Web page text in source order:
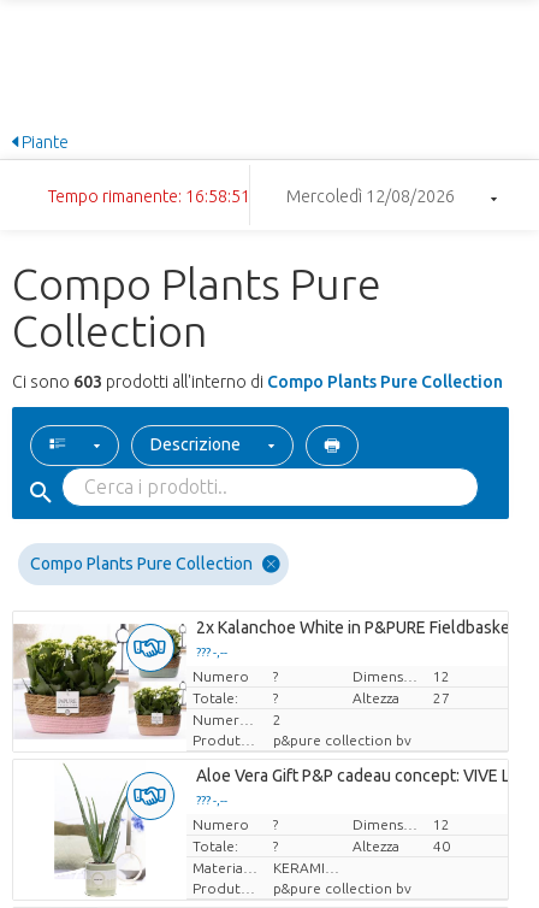
Piante
Tempo rimanente: 16:58:50 Mercoledì 12/08/2026
Compo Plants Pure
Collection
Ci sono 603 prodotti all'interno di Compo Plants Pure Collection
Descrizione
Compo Plants Pure Collection
2x Kalanchoe White in P&PURE Fieldbasket 7
??? -,--
Prezzo x uno
Numero ?
12
Totale:
? Altezza
27
Numero di piante/vaso
2
Produttore
p&pure collection bv
Aloe Vera Gift P&P cadeau concept: VIVE LE
??? -,--
Prezzo x uno
Numero ?
12
Totale:
? Altezza
40
Produttore
p&pure collection bv